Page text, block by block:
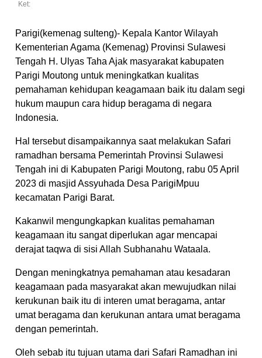
Ket:
Parigi(kemenag sulteng)- Kepala Kantor Wilayah
Kementerian Agama (Kemenag) Provinsi Sulawesi
Tengah H. Ulyas Taha Ajak masyarakat kabupaten
Parigi Moutong untuk meningkatkan kualitas
pemahaman kehidupan keagamaan baik itu dalam segi
hukum maupun cara hidup beragama di negara
Indonesia.
Hal tersebut disampaikannya saat melakukan Safari
ramadhan bersama Pemerintah Provinsi Sulawesi
Tengah ini di Kabupaten Parigi Moutong, rabu 05 April
2023 di masjid Assyuhada Desa ParigiMpuu
kecamatan Parigi Barat.
Kakanwil mengungkapkan kualitas pemahaman
keagamaan itu sangat diperlukan agar mencapai
derajat taqwa di sisi Allah Subhanahu Wataala.
Dengan meningkatnya pemahaman atau kesadaran
keagamaan pada masyarakat akan mewujudkan nilai
kerukunan baik itu di interen umat beragama, antar
umat beragama dan kerukunan antara umat beragama
dengan pemerintah.
Oleh sebab itu tujuan utama dari Safari Ramadhan ini